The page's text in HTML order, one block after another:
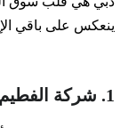
ينعكس على باقي
1. شركة الفطيم للمقاولات